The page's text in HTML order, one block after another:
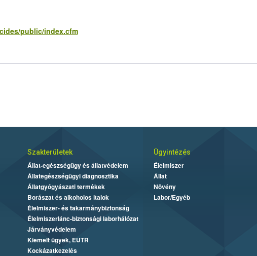
public/index.cfm
Szakterületek
Állat-egészségügy és állatvédelem
Állategészségügyi diagnosztika
Állatgyógyászati termékek
Borászat és alkoholos italok
Élelmiszer- és takarmánybiztonság
Élelmiszerlánc-biztonsági laborhálózat
Járványvédelem
Kiemelt ügyek, EUTR
Kockázatkezelés
Ügyintézés
Élelmiszer
Állat
Növény
Labor/Egyéb